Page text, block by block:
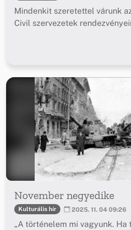
Mindenkit szeretettel várunk
Civil szervezetek
November negyedike
Kulturális hír 2025. 11. 04 09:26
„A történelem mi vagyunk. Ha